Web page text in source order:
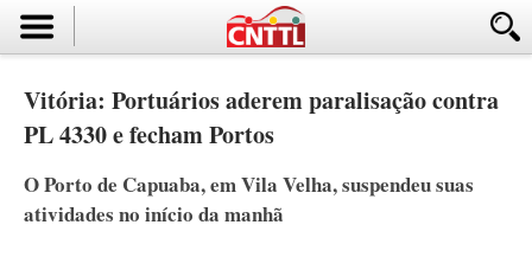
Vitória: Portuários aderem paralisação contra
PL 4330 e fecham Portos
O Porto de Capuaba, em Vila Velha, suspendeu suas
atividades no início da manhã